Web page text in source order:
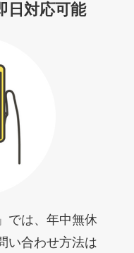
日対応可能
では、年中無休
い合わせ方法は